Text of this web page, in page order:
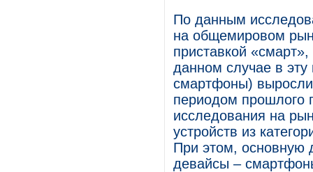
По данным
на общемировом
приставкой
данном случае в
смартфоны)
периодом прошлого
исследования на
устройств из
При этом, основную
девайсы –